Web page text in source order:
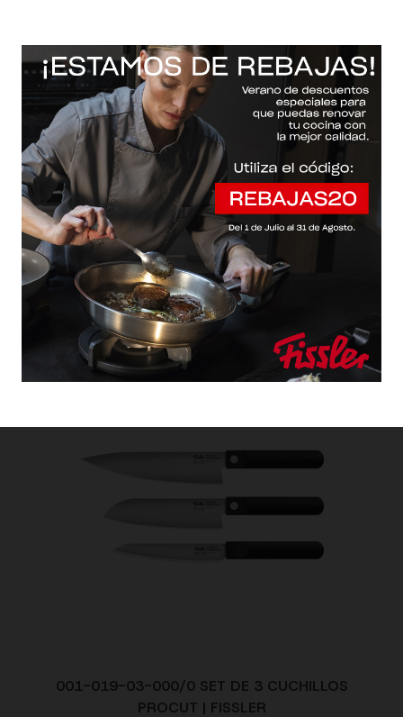
Inicio / Fissler Web / Accesorios / cuchillos / tapas / Procut
Procut
Filtros
001-019-03-000/0 SET DE 3 CUCHILLOS
PROCUT | FISSLER